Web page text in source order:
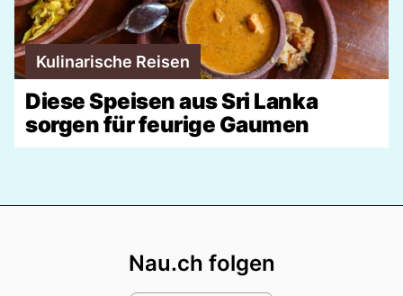
Kulinarische Reisen
Diese Speisen aus Sri Lanka
sorgen für feurige Gaumen
Nau.ch folgen